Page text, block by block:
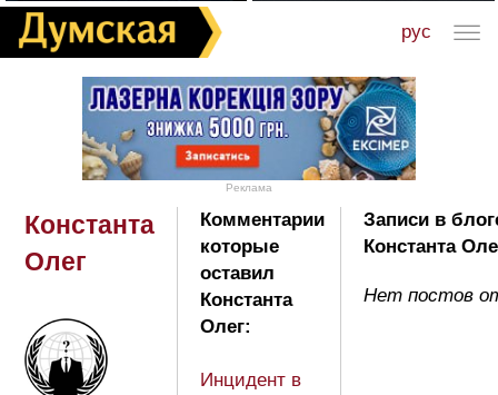
рус
Реклама
Константа
Олег
Комментарии
которые
оставил
Константа
Олег:
Инцидент в
Записи в
Константа
Нет постов